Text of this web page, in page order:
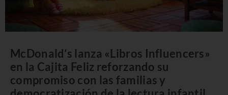
McDonald’s lanza «Libros Influencers»
en la Cajita Feliz reforzando su
compromiso con las familias y